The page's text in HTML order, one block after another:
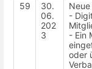
59
30.
06.
202
3
-
- Ein
oder